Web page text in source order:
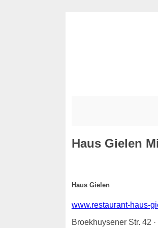
Haus Gielen
Haus Gielen
www.restaurant-haus-
Broekhuysener Str. 42